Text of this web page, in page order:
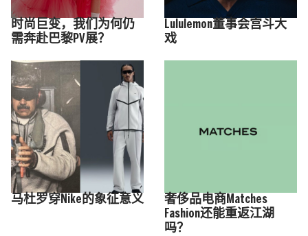
时尚巨变，我们为何仍
需奔赴巴黎PV展？
Lululemon董事会宫斗大
戏
马杜罗穿Nike的象征意义
奢侈品电商Matches
Fashion还能重返江湖
吗？